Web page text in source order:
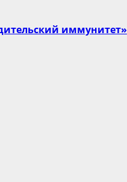
иммунитет»